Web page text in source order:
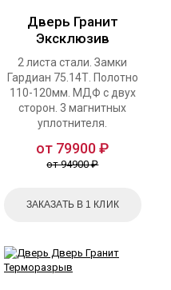
Дверь Гранит
Эксклюзив
2 листа стали. Замки
Гардиан 75.14Т. Полотно
110-120мм. МДФ с двух
сторон. 3 магнитных
уплотнителя.
от 79900 ₽
от 94900 ₽
ЗАКАЗАТЬ В 1 КЛИК